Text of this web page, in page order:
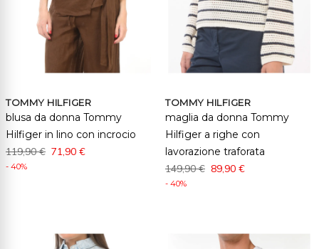
TOMMY HILFIGER
blusa da donna Tommy
Hilfiger in lino con incrocio
119,90 € 71,90 €
- 40%
TOMMY HILFIGER
maglia da donna Tommy
Hilfiger a righe con
lavorazione traforata
149,90 € 89,90 €
- 40%